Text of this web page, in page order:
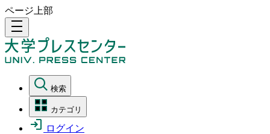
ページ上部
density_medium
検索
カテゴリ
ログイン